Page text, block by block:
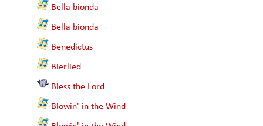
Bella bionda
Bella bionda
Benedictus
Bierlied
Bless the Lord
Blowin' in the Wind